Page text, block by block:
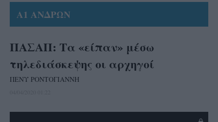
Α1 ΑΝΔΡΩΝ
ΠΑΣΑΠ: Τα «είπαν» μέσω
τηλεδιάσκεψης οι αρχηγοί
ΠΕΝΥ ΡΟΝΤΟΓΙΑΝΝΗ